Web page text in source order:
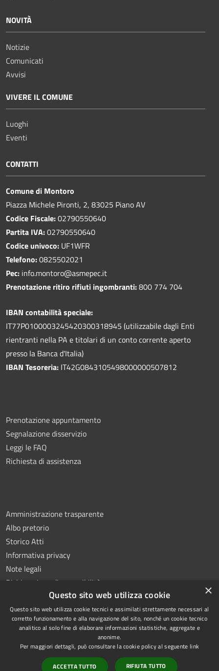
NOVITÀ
Notizie
Comunicati
Avvisi
VIVERE IL COMUNE
Luoghi
Eventi
CONTATTI
Comune di Montoro
Piazza Michele Pironti, 2, 83025 Piano AV
Codice Fiscale:02790550640
Partita IVA:02790550640
Codice univoco: UF1WFR
Telefono:0825502021
Pec: info.montoro@asmepec.it
Prenotazione ritiro rifiuti ingombranti:800 774 704
IBAN contabilità speciale:
IT77P0100003245420300318945 (utilizzabile dagli Enti
rientranti nella PA e titolari di un conto corrente aperto
presso la Banca d'Italia)
IBAN Tesoreria: IT42G0843105498000000507812
Prenotazione appuntamento
Segnalazione disservizio
Leggi le FAQ
Richiesta di assistenza
Amministrazione trasparente
Albo pretorio
Storico Atti
Informativa privacy
Note legali
Dichiarazione di accessibilità
RSS
Accessibilità
Copyright © 2026 • Comune di
Montoro • Powered by
Municipium•Accesso
×
Questo sito web utilizza cookie
Questo sito web utilizza cookie tecnici e assimilati strettamente necessari al
corretto funzionamento e alla navigazione del sito, nonché un cookie tecnico
analitico al solo fine di elaborare informazioni statistiche, aggregate e
anonime.
Per maggiori dettagli, può consultare la cookie policy al seguente link
ACCETTA TUTTO RIFIUTA TUTTO